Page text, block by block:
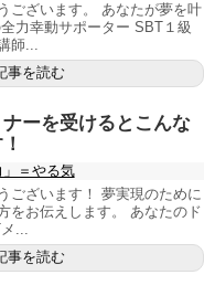
ございます。 あなたが夢を叶
力幸動サポーター SBT１級
師...
事を読む
ーを受けるとこんな
」＝やる気
ございます！ 夢実現のために
をお伝えします。 あなたのド
...
事を読む